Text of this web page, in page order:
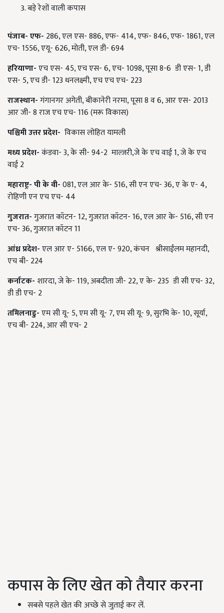
बड़े रेशों वाली कपास
पंजाब-एफ- 286, एल एस- 886, एफ- 414, एफ- 846, एफ- 1861, एल
एच- 1556, एयू- 626, मोती, एल डी- 694
हरियाणा-एच एस- 45, एच एस- 6, एच- 1098, पूसा 8-6 डी एस- 1, डी
एस- 5, एच डी- 123 धनलक्ष्मी, एच एच एच- 223
राजस्थान-गंगानगर अगेती, बीकानेरी नरमा, पूसा 8 व 6, आर एस- 2013
आर जी- 8 राज एच एच- 116 (मरू विकास)
पश्चिमी उत्तर प्रदेश- विकास लोहित यामली
मध्य प्रदेश-कंडवा- 3, के सी- 94-2 माल्जरी,जे के एच वाई 1, जे के एच
वाई 2
महाराष्ट्र-पी के वी-081, एल आर के- 516, सी एन एच- 36, ए के ए- 4,
रोहिणी एन एच एच- 44
गुजरात-गुजरात कॉटन- 12, गुजरात कॉटन- 16, एल आर के- 516, सी एन
एच- 36, गुजरात कॉटन 11
आंध्र प्रदेश-एल आर ए- 5166, एल ए- 920, कंचन श्रीसाईंलम महानदी,
एच बी- 224
कर्नाटक- शारदा, जे के- 119, अबदीता जी- 22, ए के- 235 डी सी एच- 32,
डी डी एच- 2
तमिलनाडु-एम सी यू- 5, एम सी यू- 7, एम सी यू- 9, सुरभि के- 10, सूर्या,
एच बी- 224, आर सी एच- 2
कपास के लिए खेत को तैयार करना
सबसे पहले खेत की अच्छे से जुताई कर लें.